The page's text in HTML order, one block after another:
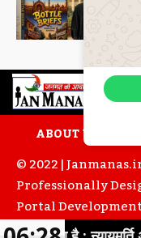
ABOUT US
© 2022 |
Professionally
Portal Development